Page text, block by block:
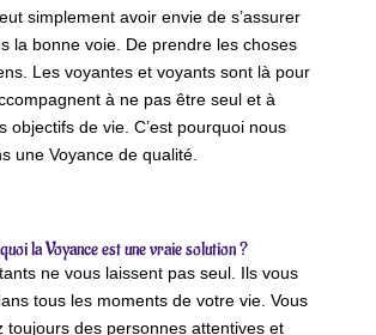
simplement avoir envie de s’assurer
la bonne voie. De prendre les choses
Les voyantes et voyants sont là pour
à ne pas être seul et à
objectifs de vie. C’est pourquoi nous
une Voyance de qualité.
la Voyance est une vraie solution ?
ne vous laissent pas seul. Ils vous
tous les moments de votre vie. Vous
toujours des personnes attentives et